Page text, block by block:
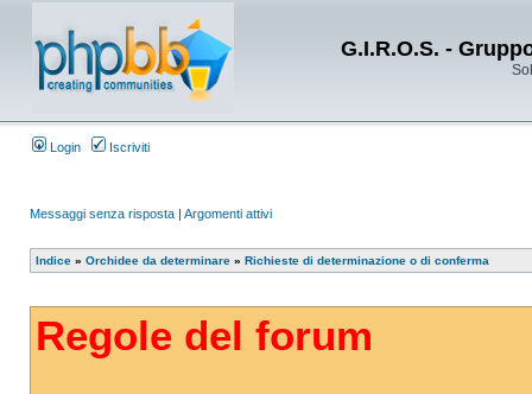
G.I.R.O.S. -
Login Iscriviti
Messaggi senza risposta | Argomenti attivi
Indice » Orchidee da determinare » Richieste di determinazione o di conferma
Regole del forum